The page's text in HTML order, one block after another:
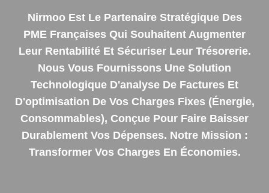
Nirmoo Est Le Partenaire Stratégique Des
PME Françaises Qui Souhaitent Augmenter
Leur Rentabilité Et Sécuriser Leur Trésorerie.
Nous Vous Fournissons Une Solution
Technologique D'analyse De Factures Et
D'optimisation De Vos Charges Fixes (énergie,
Consommables), Conçue Pour Faire Baisser
Durablement Vos Dépenses. Notre Mission :
Transformer Vos Charges En Économies.